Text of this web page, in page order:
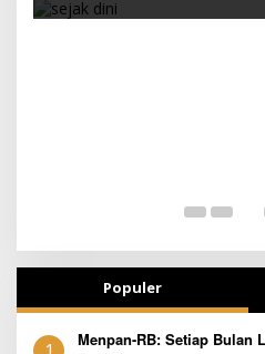
Populer
Menpan-RB: Setiap Bulan